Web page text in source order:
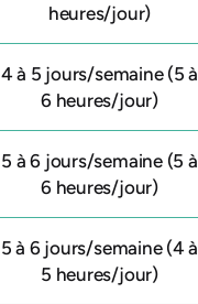
heures/jour)
4 à 5 jours/semaine (5 à
6 heures/jour)
5 à 6 jours/semaine (5 à
6 heures/jour)
5 à 6 jours/semaine (4 à
5 heures/jour)